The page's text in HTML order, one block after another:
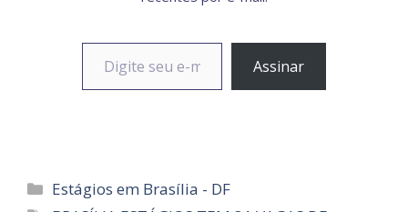
Digite seu e-mail…
Assinar
Categorias
Estágios em Brasília - DF